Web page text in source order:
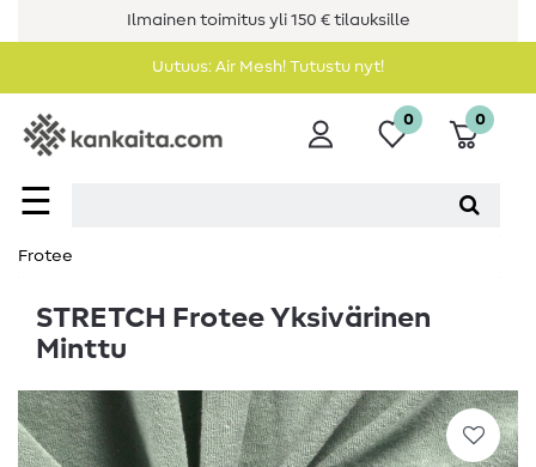
Ilmainen toimitus yli 150 € tilauksille
Uutuus: Air Mesh! Tutustu nyt!
☰
0 0
Frotee
STRETCH Frotee Yksivärinen
Minttu